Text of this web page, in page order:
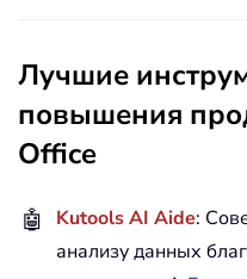
Лучшие
повышения
Office
🤖 Kutools AI Aide:
анализу данных